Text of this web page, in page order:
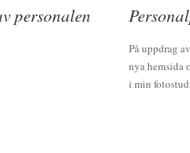
På uppdrag
nya hemsida
i min